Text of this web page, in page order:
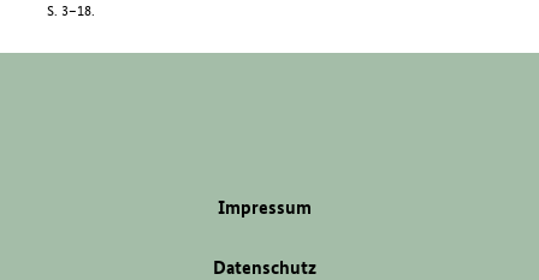
S. 3–18.
Impressum
Datenschutz